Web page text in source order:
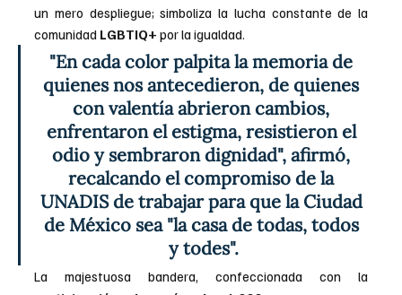
un mero despliegue; simboliza la lucha constante de la
comunidad LGBTIQ+ por la igualdad.
"En cada color palpita la memoria de
quienes nos antecedieron, de quienes
con valentía abrieron cambios,
enfrentaron el estigma, resistieron el
odio y sembraron dignidad", afirmó,
recalcando el compromiso de la
UNADIS de trabajar para que la Ciudad
de México sea "la casa de todas, todos
y todes".
La majestuosa bandera, confeccionada con la